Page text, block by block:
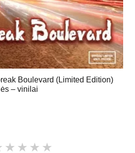
Boulevard (Limited Edition)
– vinilai